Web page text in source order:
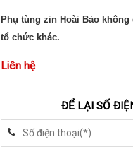
Phụ tùng zin Hoài Bảo
tổ chức khác.
Liên hệ
ĐỂ LẠI SỐ